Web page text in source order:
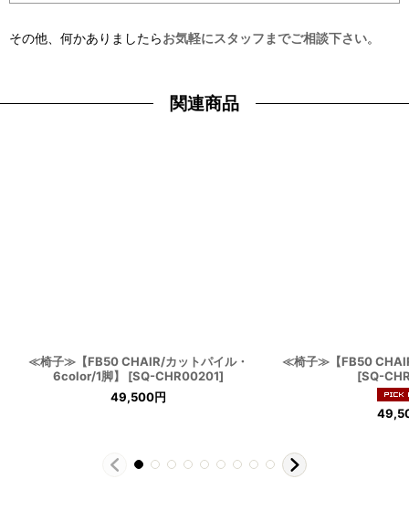
その他、何かありましたらお気軽にスタッフまでご相談下さい。
関連商品
≪椅子≫【FB50 CHAIR/カットパイル・
6color/1脚】
[SQ-CHR00201]
49,500円
≪椅子≫【FB50
[SQ-